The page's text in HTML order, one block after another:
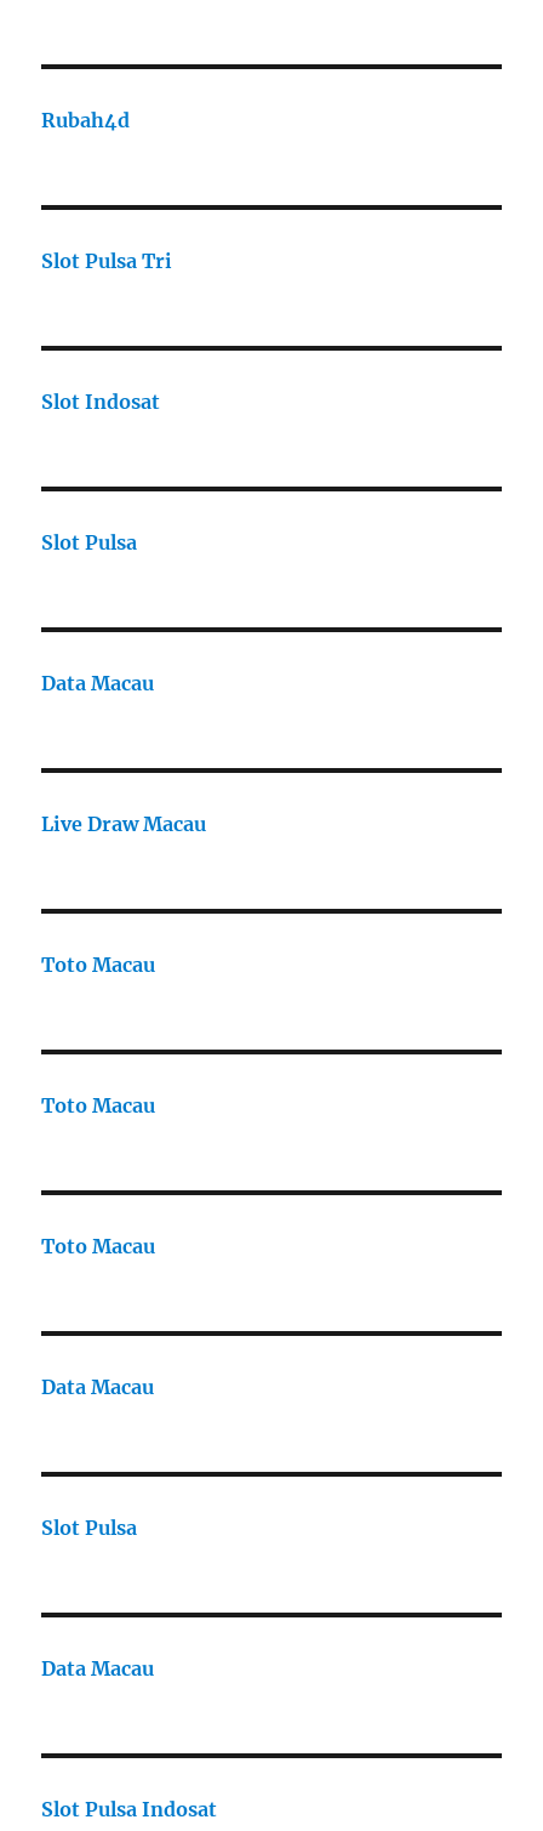
Rubah4d
Slot Pulsa Tri
Slot Indosat
Slot Pulsa
Data Macau
Live Draw Macau
Toto Macau
Toto Macau
Toto Macau
Data Macau
Slot Pulsa
Data Macau
Slot Pulsa Indosat